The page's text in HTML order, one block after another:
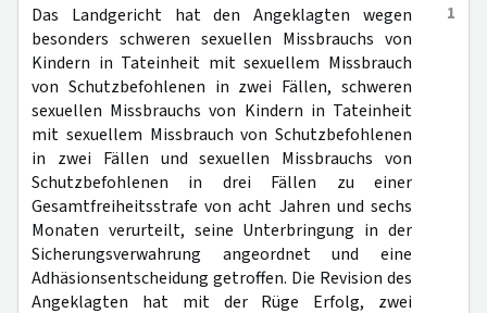
1
Das Landgericht hat den Angeklagten wegen
besonders schweren sexuellen Missbrauchs von
Kindern in Tateinheit mit sexuellem Missbrauch
von Schutzbefohlenen in zwei Fällen, schweren
sexuellen Missbrauchs von Kindern in Tateinheit
mit sexuellem Missbrauch von Schutzbefohlenen
in zwei Fällen und sexuellen Missbrauchs von
Schutzbefohlenen in drei Fällen zu einer
Gesamtfreiheitsstrafe von acht Jahren und sechs
Monaten verurteilt, seine Unterbringung in der
Sicherungsverwahrung angeordnet und eine
Adhäsionsentscheidung getroffen. Die Revision des
Angeklagten hat mit der Rüge Erfolg, zwei